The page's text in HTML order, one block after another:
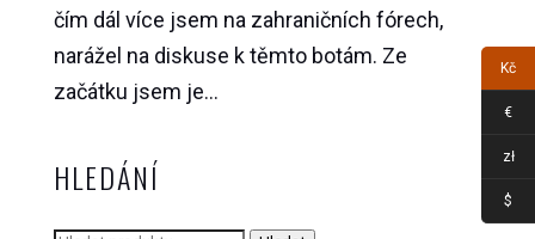
čím dál více jsem na zahraničních fórech,
narážel na diskuse k těmto botám. Ze
začátku jsem je...
HLEDÁNÍ
Kč
€
zł
$